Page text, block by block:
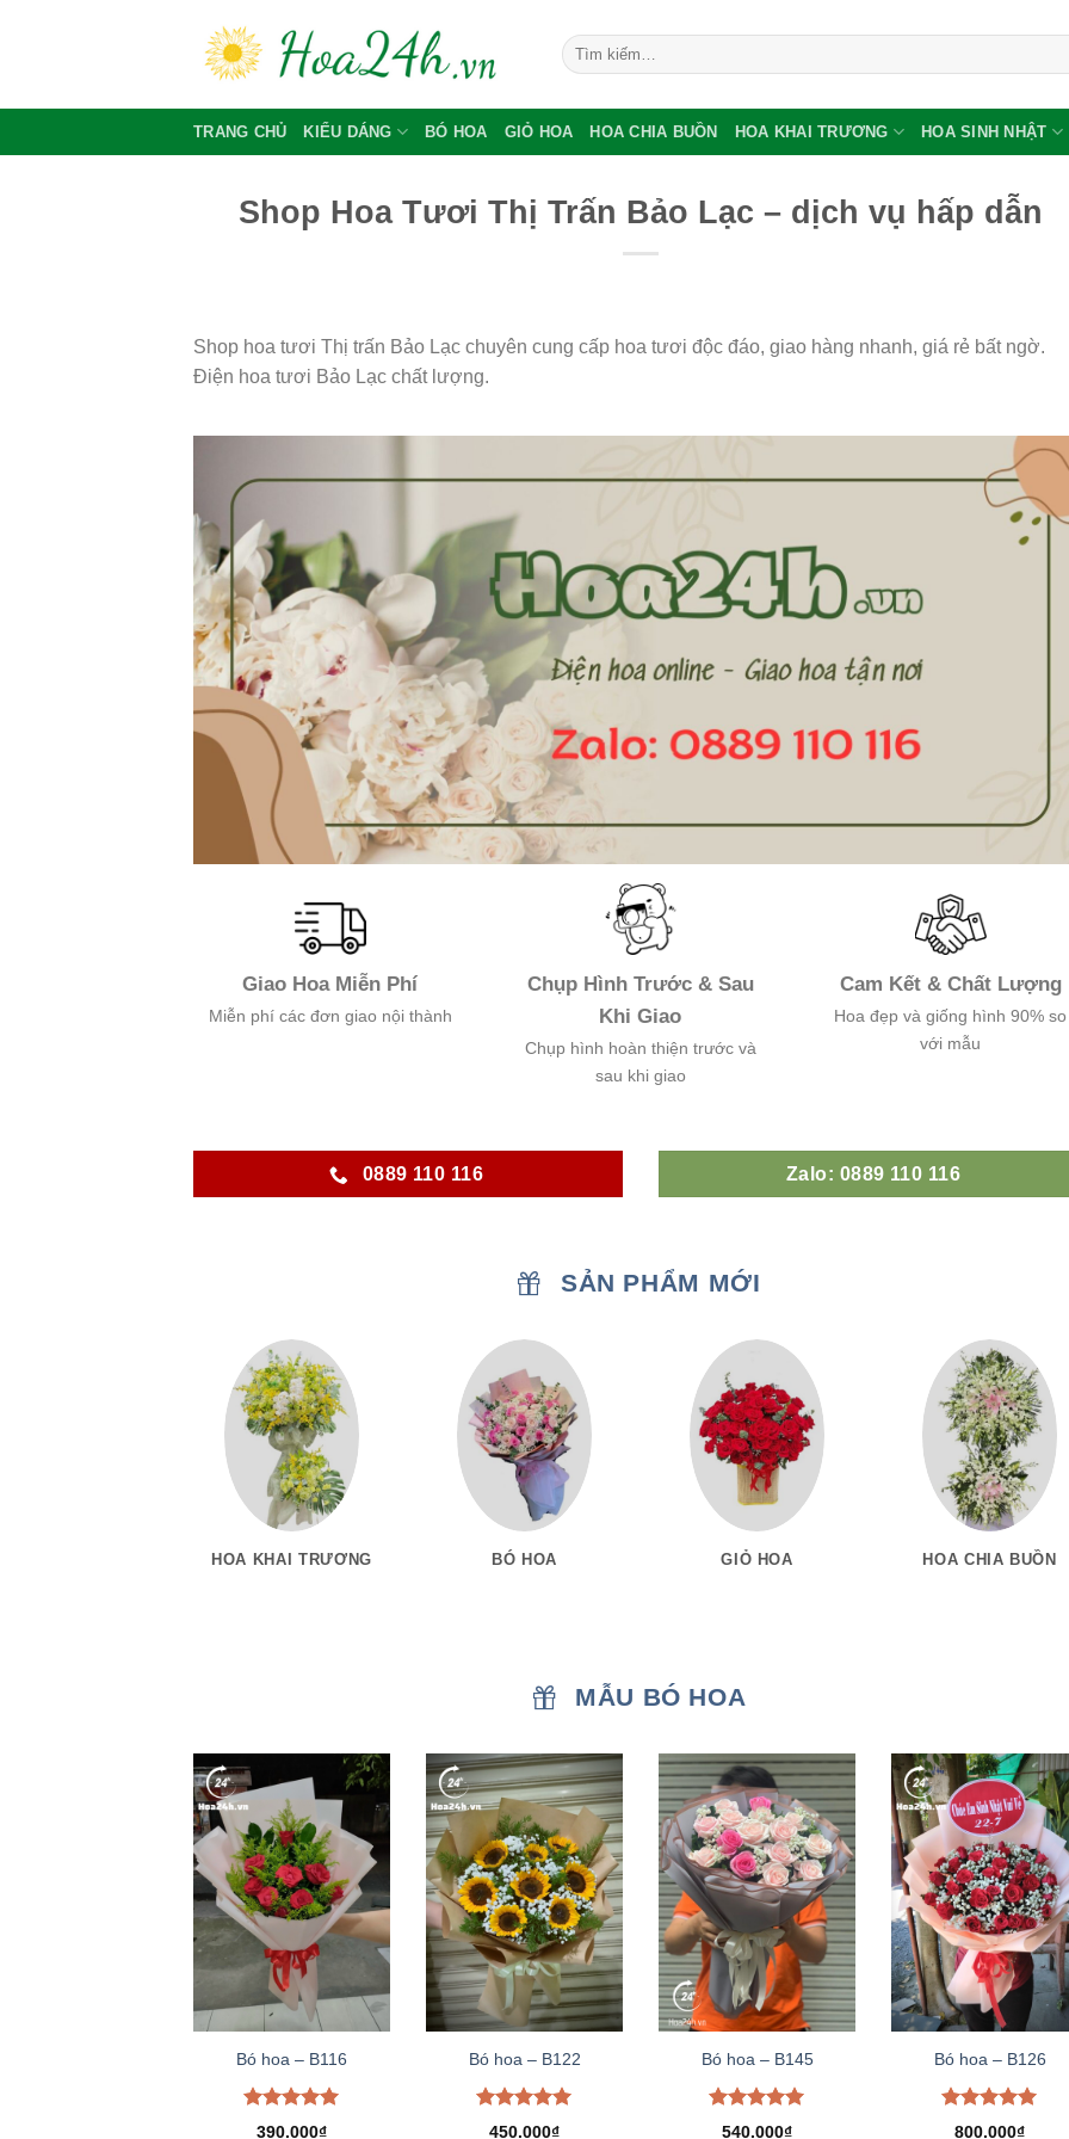
Tìm
kiếm:
TRANG CHỦ KIỂU DÁNG BÓ HOA GIỎ HOA HOA CHIA BUỒN HOA KHAI TRƯƠNG HOA SINH NHẬT
Shop Hoa Tươi Thị Trấn Bảo Lạc – dịch vụ hấp dẫn
Shop hoa tươi Thị trấn Bảo Lạc chuyên cung cấp hoa tươi độc đáo, giao hàng nhanh, giá rẻ bất ngờ.
Điện hoa tươi Bảo Lạc chất lượng.
Giao Hoa Miễn Phí
Miễn phí các đơn giao nội thành
Chụp Hình Trước & Sau
Khi Giao
Chụp hình hoàn thiện trước và
sau khi giao
Cam Kết & Chất Lượng
Hoa đẹp và giống hình 90% so
với mẫu
0889 110 116 Zalo: 0889 110 116
SẢN PHẨM MỚI
HOA KHAI TRƯƠNG BÓ HOA GIỎ HOA HOA CHIA BUỒN
MẪU BÓ HOA
Bó hoa – B116
Được xếp
390.000₫
Bó hoa – B122
Được xếp
450.000₫
Bó hoa – B145
Được xếp
540.000₫
Bó hoa – B126
Được xếp
800.000₫